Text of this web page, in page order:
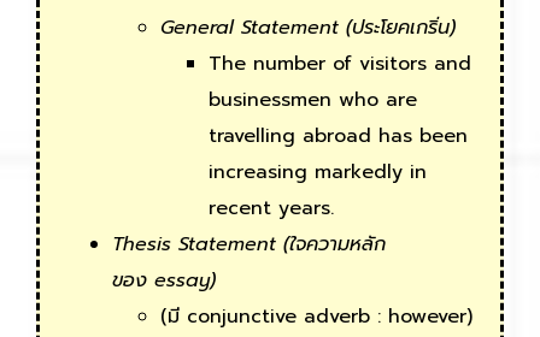
General Statement (ประโยคเกริ่น)
The number of visitors and
businessmen who are
travelling abroad has been
increasing markedly in
recent years.
Thesis Statement (ใจความหลัก
ของ essay)
(มี conjunctive adverb : however)